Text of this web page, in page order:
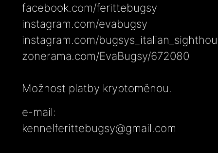
facebook.com/ferittebugsy
instagram.com/evabugsy
instagram.com/
zonerama.com/EvaBugsy/672080
Možnost platby kryptoměnou.
e-mail:
kennelferittebugsy@gmail.com